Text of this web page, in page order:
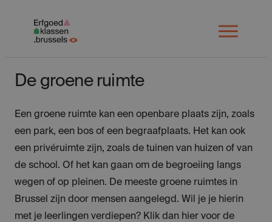
Open
menu
De groene ruimte
Een groene ruimte kan een openbare plaats zijn, zoals
een park, een bos of een begraafplaats. Het kan ook
een privéruimte zijn, zoals de tuinen van huizen of van
de school. Of het kan gaan om de begroeiing langs
wegen of op pleinen. De meeste groene ruimtes in
Brussel zijn door mensen aangelegd. Wil je je hierin
met je leerlingen verdiepen? Klik dan hier voor de